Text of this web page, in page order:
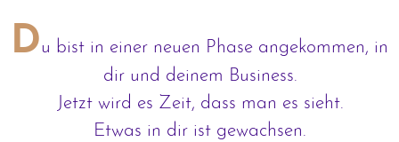
Du bist in einer neuen Phase angekommen, in
dir und deinem Business.
Jetzt wird es Zeit, dass man es sieht.
Etwas in dir ist gewachsen.